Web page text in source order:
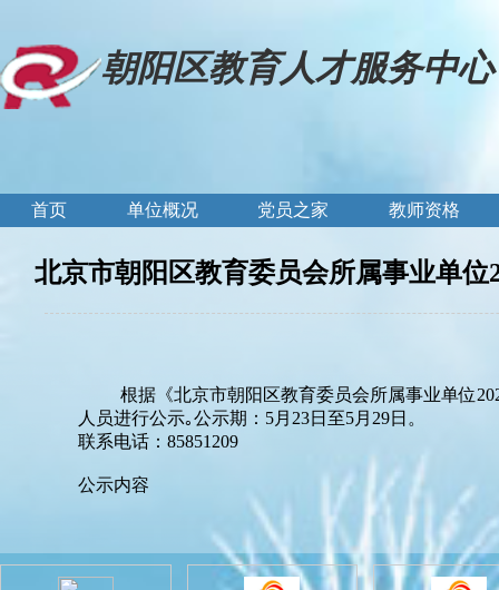
朝阳区教育人才服务中心
首页 单位概况 党员之家 教师资格
北京市朝阳区教育委员会所属事业单
根据《北京市朝阳区教育委员会所属事业单位
人员进行公示｡公示期： 5月 23日至5月 29日。
联系电话：85851209
公示内容